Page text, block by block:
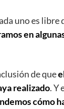
uno es libre
en
de que
realizado. Y
cómo